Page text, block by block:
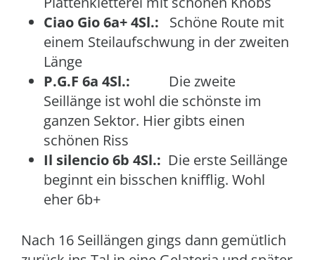
Ciao Gio 6a+ 4Sl.: Schöne Route mit
einem Steilaufschwung in der zweiten
Länge
P.G.F 6a 4Sl.:
Die zweite
Seillänge ist wohl die schönste im
ganzen Sektor. Hier gibts einen
schönen Riss
Il silencio 6b 4Sl.: Die erste Seillänge
beginnt ein bisschen knifflig. Wohl
eher 6b+
Nach 16 Seillängen gings dann gemütlich